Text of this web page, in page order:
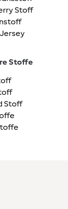
Stoff
Stoffe
Stoff